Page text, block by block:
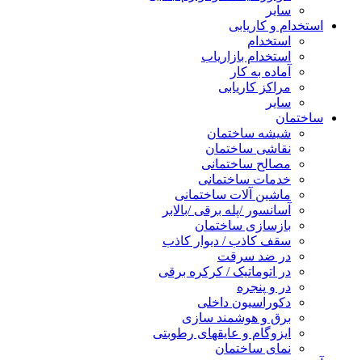
سایر
استخدام و کاریابی
استخدام
استخدام بازاریاب
آماده به کار
مراکز کاریابی
سایر
ساختمان
شیشه ساختمان
نقاشی ساختمان
مصالح ساختمانی
خدمات ساختمانی
ماشین آلات ساختمانی
آسانسور /پله برقی /بالابر
بازسازی ساختمان
سقف کاذب / دیوار کاذب
در ضد سرقت
در اتوماتیک / کرکره برقی
در و پنجره
دکوراسیون داخلی
برق و هوشمند سازی
ایزوگام و عایقهای رطوبتی
نمای ساختمان